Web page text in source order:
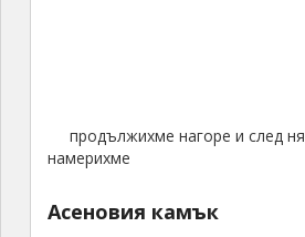
продължихме нагоре и след
намерихме
Асеновия камък